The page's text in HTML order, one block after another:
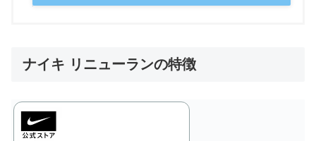
ナイキ リニューランの特徴